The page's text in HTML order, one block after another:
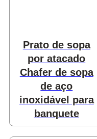
Prato de sopa
por atacado
Chafer de sopa
de aço
inoxidável para
banquete